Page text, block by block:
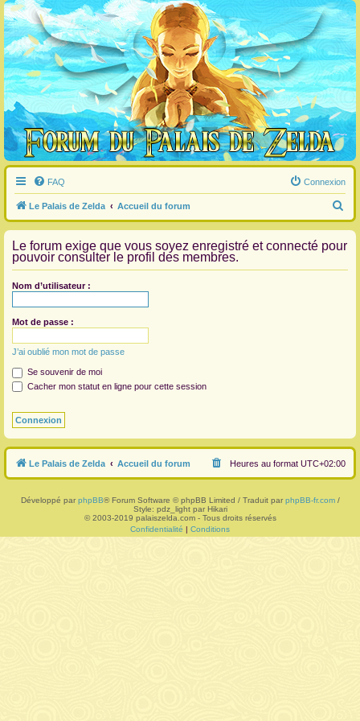
FAQ Connexion
Le Palais de Zelda Accueil du forum
e
c
Le forum exige que vous soyez enregistré et connecté pour
pouvoir consulter le profil des membres.
Nom d’utilisateur :
Mot de passe :
J’ai oublié mon mot de passe
Se souvenir de moi
Cacher mon statut en ligne pour cette session
Le Palais de Zelda Accueil du forum Heures au format UTC+02:00
Développé par phpBB® Forum Software © phpBB Limited / Traduit par phpBB-fr.com/
Style: pdz_light par Hikari
© 2003-2019 palaiszelda.com - Tous droits réservés
Confidentialité | Conditions